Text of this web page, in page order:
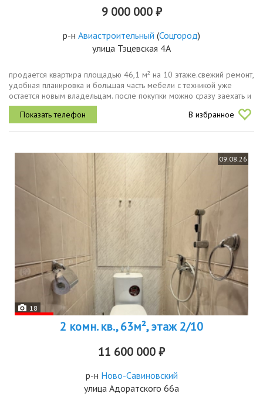
9 000 000 ₽
р-н Авиастроительный (Соцгород)
улица Тэцевская 4А
продается квартира площадью 46,1 м² на 10 этаже.свежий ремонт,
удобная планировка и большая часть мебели с техникой уже
остается новым владельцам. после покупки можно сразу заехать и
жить. о квартире площадь 46,1 м² кухнягостиная и отдельная...
В избранное
09.08.26
18
2 комн. кв., 63м², этаж 2/10
11 600 000 ₽
р-н Ново-Савиновский
улица Адоратского 66а